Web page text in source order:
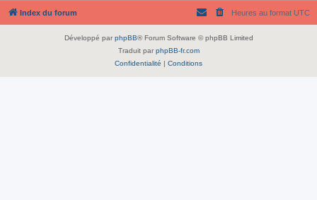
Index du forum Heures au format UTC
Développé par phpBB® Forum Software © phpBB Limited
Traduit par phpBB-fr.com
Confidentialité | Conditions